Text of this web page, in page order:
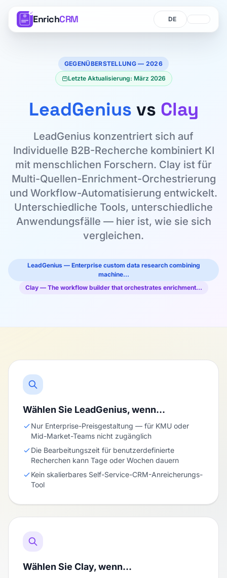
EnrichCRM Sprache
Sprache
GEGENÜBERSTELLUNG — 2026
Letzte Aktualisierung: März 2026
LeadGenius vs Clay
LeadGenius konzentriert sich auf
Individuelle B2B-Recherche kombiniert KI
mit menschlichen Forschern. Clay ist für
Multi-Quellen-Enrichment-Orchestrierung
und Workflow-Automatisierung entwickelt.
Unterschiedliche Tools, unterschiedliche
Anwendungsfälle — hier ist, wie sie sich
vergleichen.
LeadGenius — Enterprise custom data research combining
machine…
Clay — The workflow builder that orchestrates enrichment…
Wählen Sie LeadGenius, wenn…
Nur Enterprise-Preisgestaltung — für KMU oder
Mid-Market-Teams nicht zugänglich
Die Bearbeitungszeit für benutzerdefinierte
Recherchen kann Tage oder Wochen dauern
Kein skalierbares Self-Service-CRM-Anreicherungs-
Tool
Wählen Sie Clay, wenn…